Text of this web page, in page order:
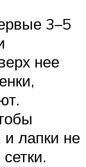
3–5
нее
лапки не